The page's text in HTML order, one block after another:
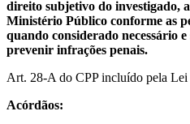
direito subjetivo do investigado,
Ministério Público conforme as
quando considerado necessário
prevenir infrações penais.
Art. 28-A do CPP incluído pela Lei
Acórdãos: